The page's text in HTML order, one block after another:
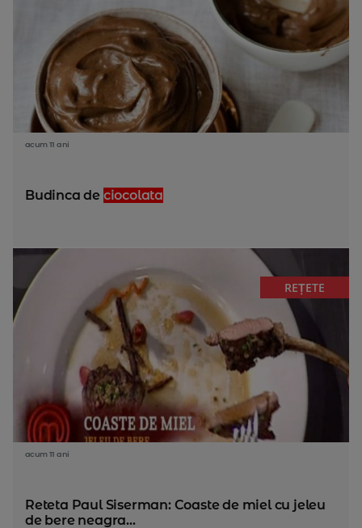
acum 11 ani
Budinca de ciocolata
REȚETE
acum 11 ani
Reteta Paul Siserman: Coaste de miel cu jeleu
de bere neagra...